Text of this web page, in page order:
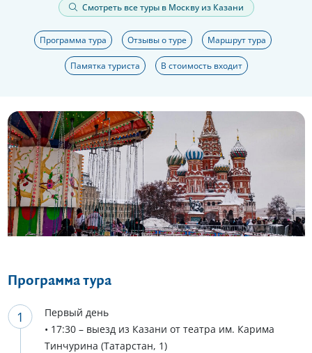
Смотреть все туры в Москву из Казани
Программа тура Отзывы о туре Маршрут тура
Памятка туриста В стоимость входит
Еще 8 фото
Программа тура
Первый день
• 17:30 – выезд из Казани от театра им. Карима
Тинчурина (Татарстан, 1)